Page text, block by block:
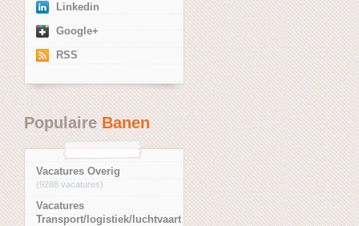
Linkedin
Google+
RSS
PopulaireBanen
Vacatures Overig
(9288 vacatures)
Vacatures
Transport/logistiek/luchtvaart